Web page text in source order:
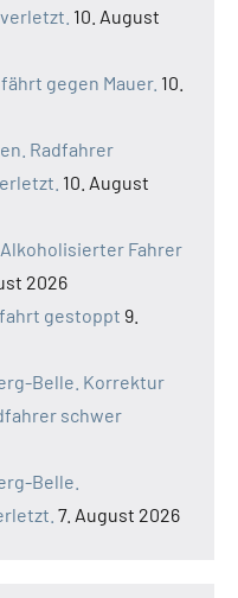
10. August
gegen Mauer. 10.
Radfahrer
10. August
Fahrer
2026
gestoppt 9.
Belle. Korrektur
schwer
Belle.
7. August 2026